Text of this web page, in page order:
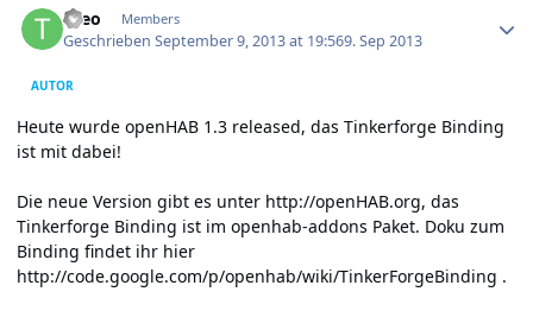
theo Members
GeschriebenSeptember 9, 2013 at 19:569. Sep 2013
AUTOR
Heute wurde openHAB 1.3 released, das Tinkerforge Binding
ist mit dabei!
Die neue Version gibt es unter http://openHAB.org, das
Tinkerforge Binding ist im openhab-addons Paket. Doku zum
Binding findet ihr hier
http://code.google.com/p/openhab/wiki/TinkerForgeBinding .